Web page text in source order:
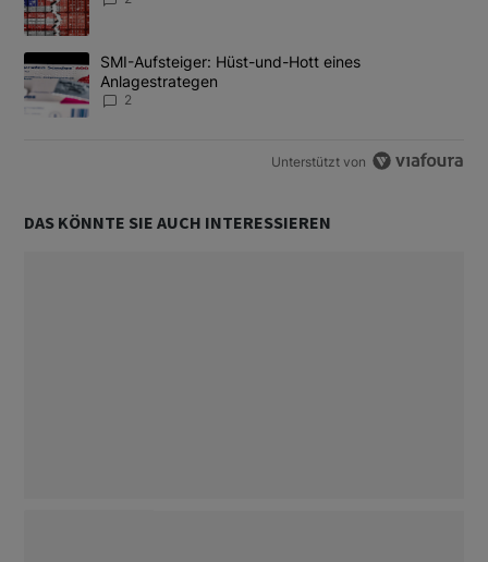
Ein Trendartikel mit dem Titel "SMI-Aufsteiger: Hüst-und-Hott
SMI-Aufsteiger: Hüst-und-Hott eines
Anlagestrategen
2
Unterstützt von
DAS KÖNNTE SIE AUCH INTERESSIEREN